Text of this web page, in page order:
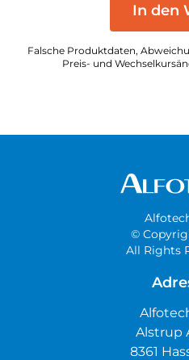
In den
Falsche Produktdaten,
Preis- und
©
All Rights
Alstrup
8361